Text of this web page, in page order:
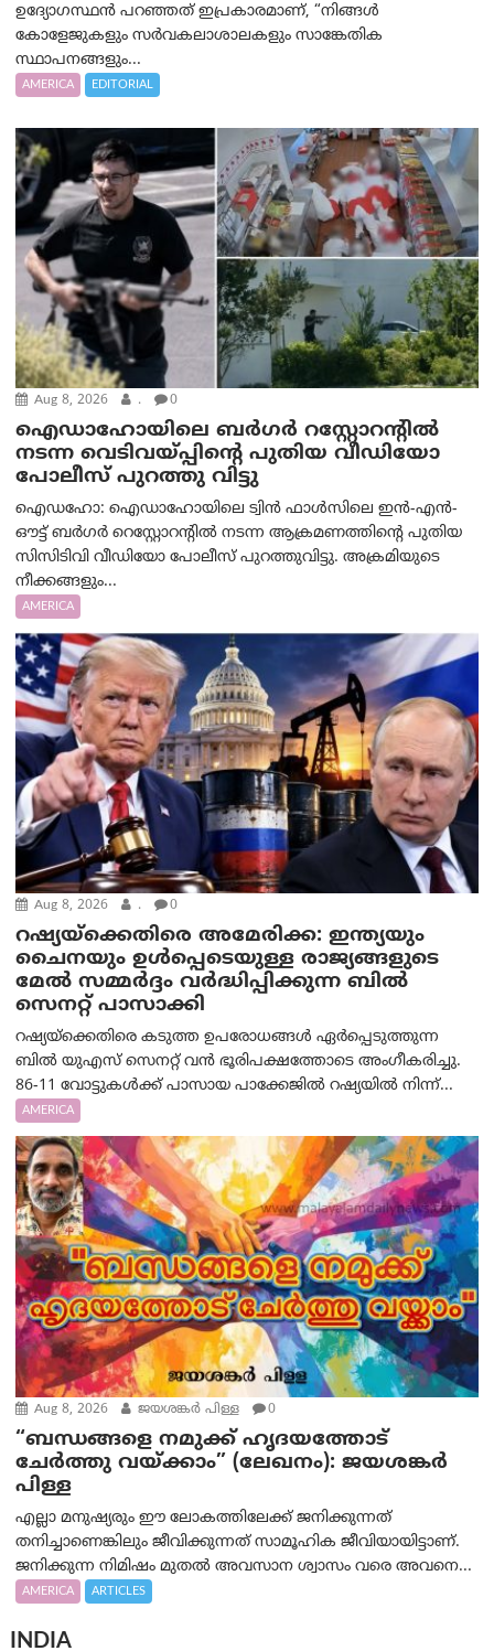
ഉദ്യോഗസ്ഥൻ പറഞ്ഞത് ഇപ്രകാരമാണ്, “നിങ്ങൾ
കോളേജുകളും സർവകലാശാലകളും സാങ്കേതിക
സ്ഥാപനങ്ങളും...
AMERICA EDITORIAL
Aug 8, 2026 . 0
ഐഡാഹോയിലെ ബർഗർ റസ്റ്റോറന്റിൽ
നടന്ന വെടിവയ്പ്പിന്റെ പുതിയ വീഡിയോ
പോലീസ് പുറത്തു വിട്ടു
ഐഡഹോ: ഐഡാഹോയിലെ ട്വിൻ ഫാൾസിലെ ഇൻ-എൻ-
ഔട്ട് ബർഗർ റെസ്റ്റോറന്റിൽ നടന്ന ആക്രമണത്തിന്റെ പുതിയ
സിസിടിവി വീഡിയോ പോലീസ് പുറത്തുവിട്ടു. അക്രമിയുടെ
നീക്കങ്ങളും...
AMERICA
Aug 8, 2026 . 0
റഷ്യയ്‌ക്കെതിരെ അമേരിക്ക: ഇന്ത്യയും
ചൈനയും ഉൾപ്പെടെയുള്ള രാജ്യങ്ങളുടെ
മേൽ സമ്മർദ്ദം വർദ്ധിപ്പിക്കുന്ന ബിൽ
സെനറ്റ് പാസാക്കി
റഷ്യയ്‌ക്കെതിരെ കടുത്ത ഉപരോധങ്ങൾ ഏർപ്പെടുത്തുന്ന
ബിൽ യുഎസ് സെനറ്റ് വൻ ഭൂരിപക്ഷത്തോടെ അംഗീകരിച്ചു.
86-11 വോട്ടുകൾക്ക് പാസായ പാക്കേജിൽ റഷ്യയിൽ നിന്ന്...
AMERICA
Aug 8, 2026 ജയശങ്കര്‍ പിള്ള 0
“ബന്ധങ്ങളെ നമുക്ക് ഹൃദയത്തോട്
ചേർത്തു വയ്ക്കാം” (ലേഖനം): ജയശങ്കര്‍
പിള്ള
എല്ലാ മനുഷ്യരും ഈ ലോകത്തിലേക്ക് ജനിക്കുന്നത്
തനിച്ചാണെങ്കിലും ജീവിക്കുന്നത് സാമൂഹിക ജീവിയായിട്ടാണ്.
ജനിക്കുന്ന നിമിഷം മുതൽ അവസാന ശ്വാസം വരെ അവനെ...
AMERICA ARTICLES
INDIA